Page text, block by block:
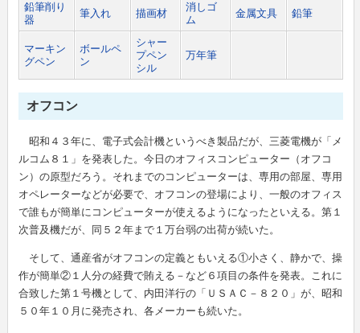
お問い合わせ
プライバシーポリシー
利用規約
鉛筆削り
器
筆入れ 描画材
消しゴ
ム
金属文具 鉛筆
マーキン
グペン
ボールペ
ン
シャー
プペン
シル
万年筆
オフコン
昭和４３年に、電子式会計機というべき製品だが、三菱電機が「メ
ルコム８１」を発表した。今日のオフィスコンピューター（オフコ
ン）の原型だろう。それまでのコンピューターは、専用の部屋、専用
オペレーターなどが必要で、オフコンの登場により、一般のオフィス
で誰もが簡単にコンピューターが使えるようになったといえる。第１
次普及機だが、同５２年まで１万台弱の出荷が続いた。
そして、通産省がオフコンの定義ともいえる①小さく、静かで、操
作が簡単②１人分の経費で賄える－など６項目の条件を発表。これに
合致した第１号機として、内田洋行の「ＵＳＡＣ－８２０」が、昭和
５０年１０月に発売され、各メーカーも続いた。